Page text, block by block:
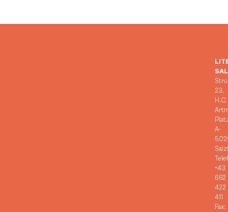
23,
H.C.
A-
+43
662
422
411
Fax: